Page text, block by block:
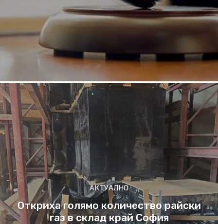
АКТУАЛНО
Откриха голямо количество райски
газ в склад край София